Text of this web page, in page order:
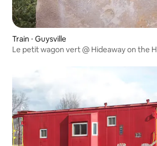
Train ⋅ Guysville
Le petit wagon vert @ Hideaway on the